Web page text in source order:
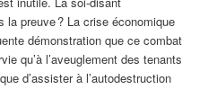
la preuve ? La crise économique
démonstration que ce combat
qu’à l’aveuglement des tenants
d’assister à l’autodestruction